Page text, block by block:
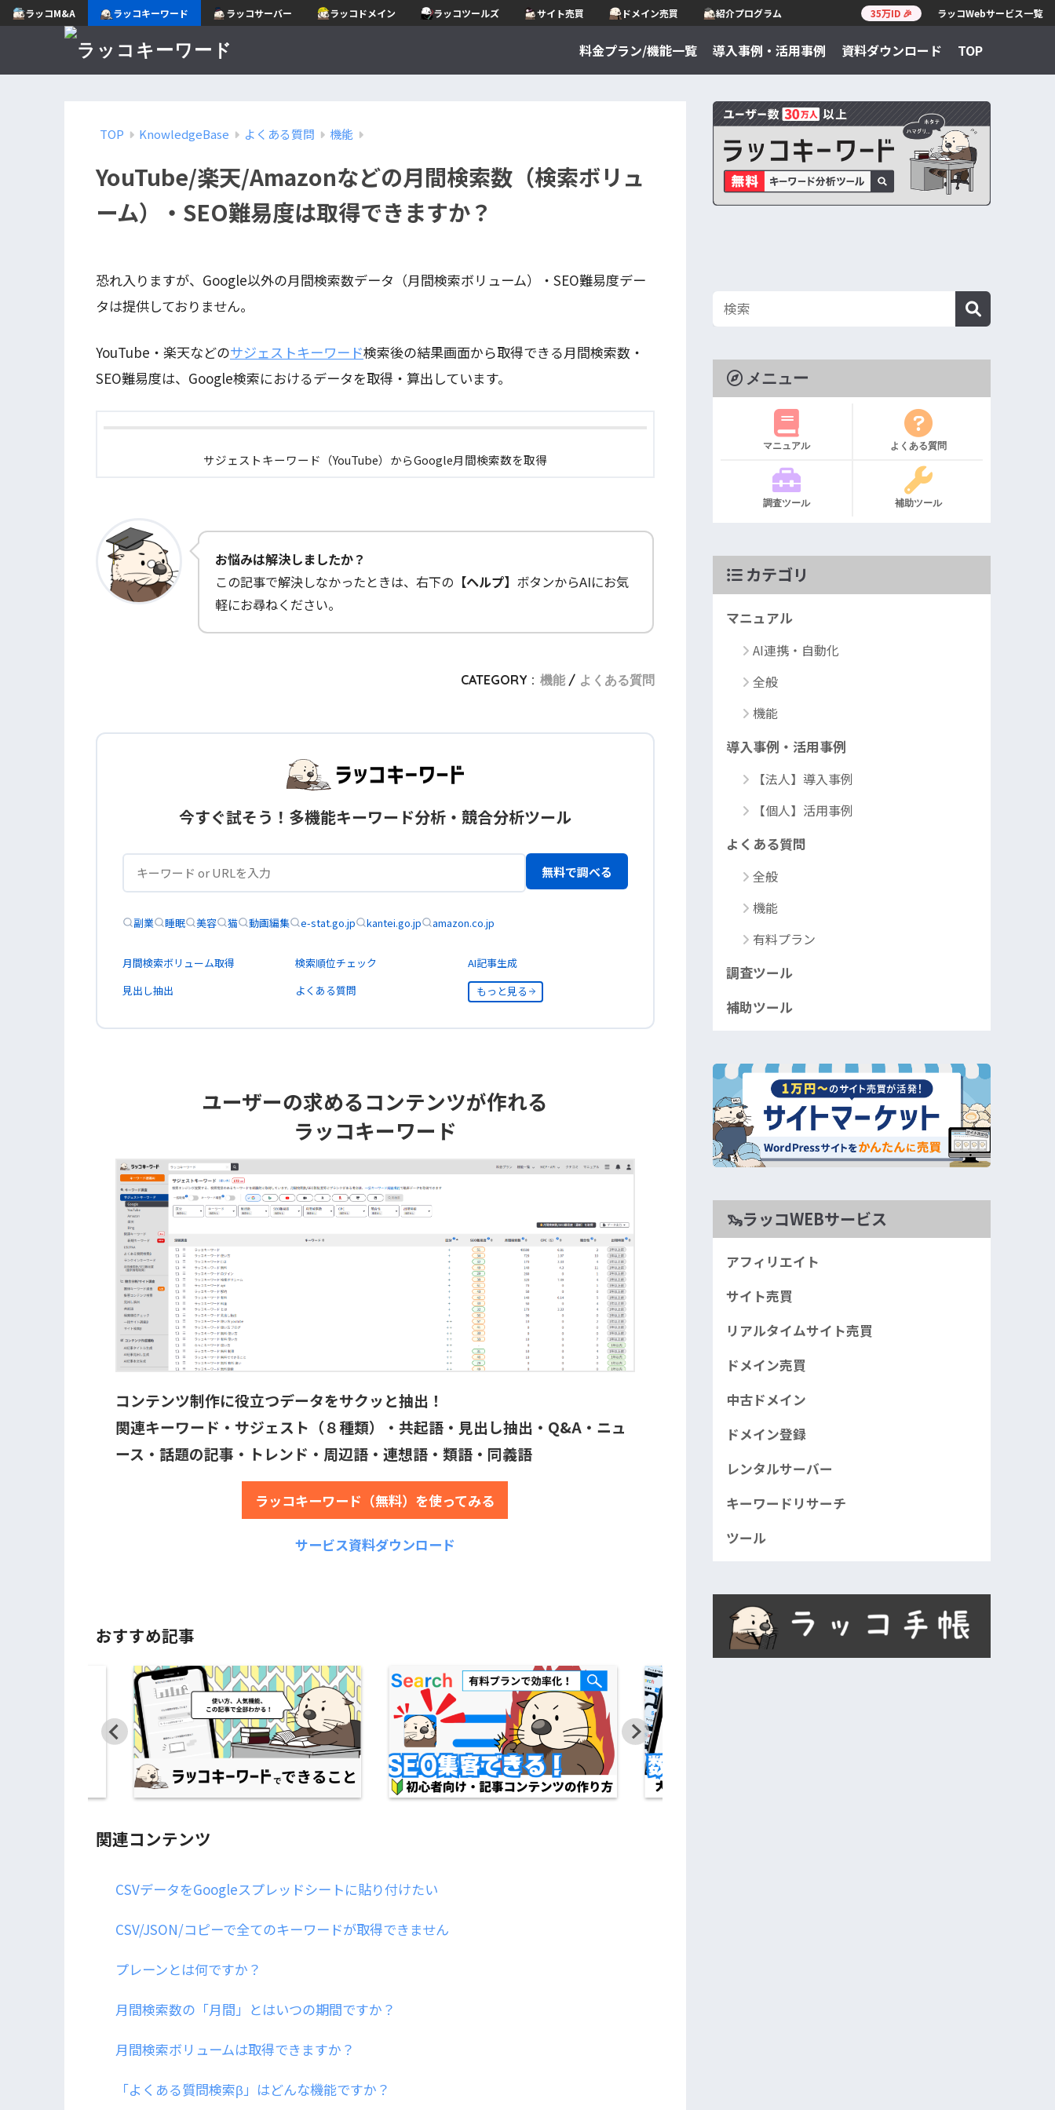
ラッコM&A ラッコキーワード ラッコサーバー ラッコドメイン ラッコツールズ サイト売買 ドメイン売買 紹介プログラム 35万ID 🎉 ラッコWebサービス一覧
料金プラン/機能一覧 導入事例・活用事例 資料ダウンロード TOP
TOP KnowledgeBase よくある質問 機能
YouTube/楽天/Amazonなどの月間検索数（検索ボリュ
ーム）・SEO難易度は取得できますか？
恐れ入りますが、Google以外の月間検索数データ（月間検索ボリューム）・SEO難易度デー
タは提供しておりません。
YouTube・楽天などのサジェストキーワード検索後の結果画面から取得できる月間検索数・
SEO難易度は、Google検索におけるデータを取得・算出しています。
サジェストキーワード（YouTube）からGoogle月間検索数を取得
お悩みは解決しましたか？
この記事で解決しなかったときは、右下の 【ヘルプ】 ボタンからAIにお気
軽にお尋ねください。
CATEGORY : 機能 よくある質問
今すぐ試そう！多機能キーワード分析・競合分析ツール
無料で調べる
副業 睡眠 美容 猫 動画編集 e-stat.go.jp kantei.go.jp amazon.co.jp
月間検索ボリューム取得 検索順位チェック
AI記事生成
見出し抽出
よくある質問 もっと見る
ユーザーの求めるコンテンツが作れる
ラッコキーワード
コンテンツ制作に役立つデータをサクッと抽出！
関連キーワード・サジェスト（８種類）・共起語・見出し抽出・Q&A・ニュ
ース・話題の記事・トレンド・周辺語・連想語・類語・同義語
ラッコキーワード（無料）を使ってみる
サービス資料ダウンロード
おすすめ記事
関連コンテンツ
CSVデータをGoogleスプレッドシートに貼り付けたい
CSV/JSON/コピーで全てのキーワードが取得できません
プレーンとは何ですか？
月間検索数の「月間」とはいつの期間ですか？
月間検索ボリュームは取得できますか？
「よくある質問検索β」はどんな機能ですか？
メニュー
マニュアル よくある質問
調査ツール 補助ツール
カテゴリ
マニュアル
AI連携・自動化
全般
機能
導入事例・活用事例
【法人】導入事例
【個人】活用事例
よくある質問
全般
機能
有料プラン
調査ツール
補助ツール
🦦ラッコWEBサービス
アフィリエイト
サイト売買
リアルタイムサイト売買
ドメイン売買
中古ドメイン
ドメイン登録
レンタルサーバー
キーワードリサーチ
ツール